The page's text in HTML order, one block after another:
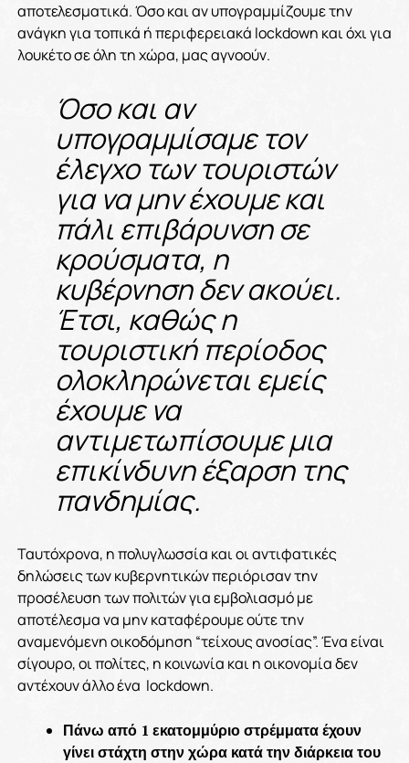
αποτελεσματικά. Όσο και αν υπογραμμίζουμε την
ανάγκη για τοπικά ή περιφερειακά lockdown και όχι για
λουκέτο σε όλη τη χώρα, μας αγνοούν.
Όσο και αν
υπογραμμίσαμε τον
έλεγχο των τουριστών
για να μην έχουμε και
πάλι επιβάρυνση σε
κρούσματα, η
κυβέρνηση δεν ακούει.
Έτσι, καθώς η
τουριστική περίοδος
ολοκληρώνεται εμείς
έχουμε να
αντιμετωπίσουμε μια
επικίνδυνη έξαρση της
πανδημίας.
Ταυτόχρονα, η πολυγλωσσία και οι αντιφατικές
δηλώσεις των κυβερνητικών περιόρισαν την
προσέλευση των πολιτών για εμβολιασμό με
αποτέλεσμα να μην καταφέρουμε ούτε την
αναμενόμενη οικοδόμηση “τείχους ανοσίας”. Ένα είναι
σίγουρο, οι πολίτες, η κοινωνία και η οικονομία δεν
αντέχουν άλλο ένα lockdown.
Πάνω από 1 εκατομμύριο στρέμματα έχουν
γίνει στάχτη στην χώρα κατά την διάρκεια του